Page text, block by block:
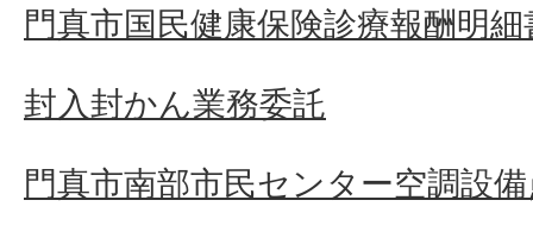
門真市国民健康保険診療報酬明
封入封かん業務委託
門真市南部市民センター空調設